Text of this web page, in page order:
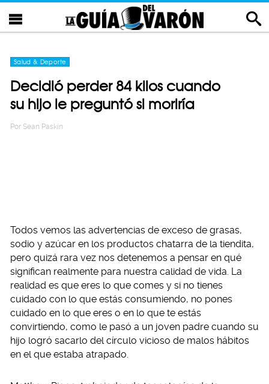
Salud & Deporte
Decidió perder 84 kilos cuando
su hijo le preguntó si moriría
Por Sean Paskin
Todos vemos las advertencias de exceso de grasas,
sodio y azúcar en los productos chatarra de la tiendita,
pero quizá rara vez nos detenemos a pensar en qué
significan realmente para nuestra calidad de vida. La
realidad es que eres lo que comes y si no tienes
cuidado con lo que estás consumiendo, no pones
cuidado en lo que eres o en lo que te estás
convirtiendo, como le pasó a un joven padre cuando su
hijo logró sacarlo del círculo vicioso de malos hábitos
en el que estaba atrapado.